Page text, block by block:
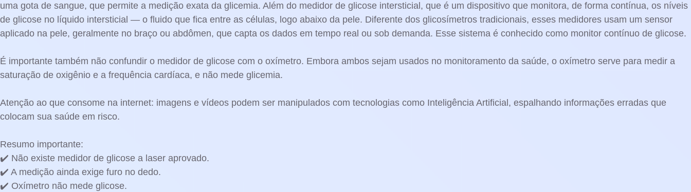
uma gota de sangue, que permite a medição exata da glicemia. Além do medidor de glicose intersticial, que é um dispositivo que monitora, de forma contínua, os níveis
de glicose no líquido intersticial — o fluido que fica entre as células, logo abaixo da pele. Diferente dos glicosímetros tradicionais, esses medidores usam um sensor
aplicado na pele, geralmente no braço ou abdômen, que capta os dados em tempo real ou sob demanda. Esse sistema é conhecido como monitor contínuo de glicose.
É importante também não confundir o medidor de glicose com o oxímetro. Embora ambos sejam usados no monitoramento da saúde, o oxímetro serve para medir a
saturação de oxigênio e a frequência cardíaca, e não mede glicemia.
Atenção ao que consome na internet: imagens e vídeos podem ser manipulados com tecnologias como Inteligência Artificial, espalhando informações erradas que
colocam sua saúde em risco.
Resumo importante:
✔️ Não existe medidor de glicose a laser aprovado.
✔️ A medição ainda exige furo no dedo.
✔️ Oxímetro não mede glicose.